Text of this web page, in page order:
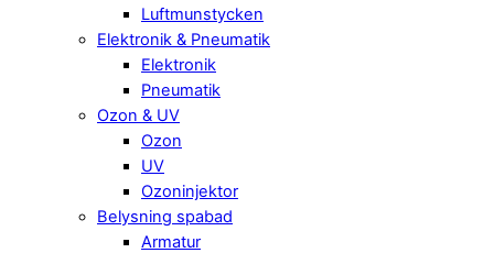
Luftmunstycken
Elektronik & Pneumatik
Elektronik
Pneumatik
Ozon & UV
Ozon
UV
Ozoninjektor
Belysning spabad
Armatur